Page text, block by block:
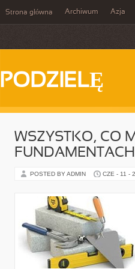
Strona główna Archiwum Azja
PODZIELĘ
WSZYSTKO, CO
FUNDAMENTACH
POSTED BY ADMIN CZE - 11 -